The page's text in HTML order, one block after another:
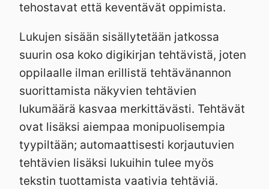
tehostavat että keventävät oppimista.
Lukujen sisään sisällytetään jatkossa
suurin osa koko digikirjan tehtävistä, joten
oppilaalle ilman erillistä tehtävänannon
suorittamista näkyvien tehtävien
lukumäärä kasvaa merkittävästi. Tehtävät
ovat lisäksi aiempaa monipuolisempia
tyypiltään; automaattisesti korjautuvien
tehtävien lisäksi lukuihin tulee myös
tekstin tuottamista vaativia tehtäviä.